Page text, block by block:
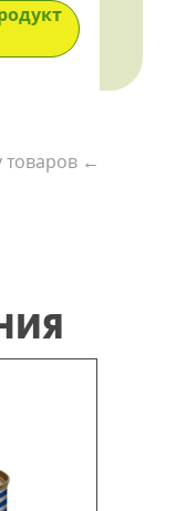
товаров ←